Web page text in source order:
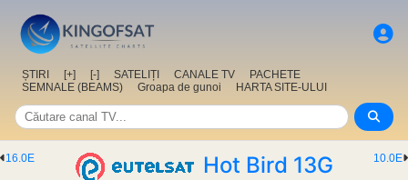
ȘTIRI [+] [-] SATELIȚI CANALE TV
PACHETE
SEMNALE (BEAMS)
Groapa de gunoi HARTA SITE-ULUI
10.0E
16.0E
Hot Bird 13G